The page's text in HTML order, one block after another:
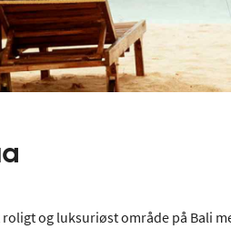
og luksuriøst område på Bali